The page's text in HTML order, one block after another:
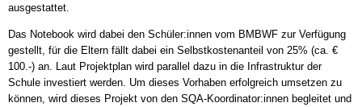
ausgestattet.
Das Notebook wird dabei den Schüler:innen vom BMBWF zur Verfügung
gestellt, für die Eltern fällt dabei ein Selbstkostenanteil von 25% (ca. €
100.-) an. Laut Projektplan wird parallel dazu in die Infrastruktur der
Schule investiert werden. Um dieses Vorhaben erfolgreich umsetzen zu
können, wird dieses Projekt von den SQA-Koordinator:innen begleitet und